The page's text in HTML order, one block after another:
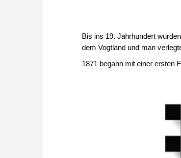
Bis ins 19. Jahrhundert
dem Vogtland und man
1871 begann mit einer ersten